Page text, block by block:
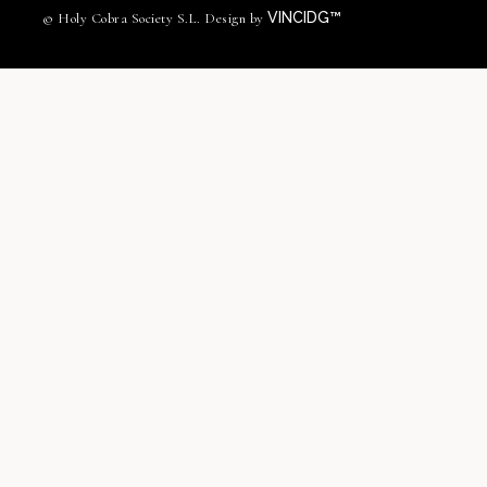
© Holy Cobra Society S.L. Design by VINCIDG™